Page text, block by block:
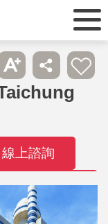
線上諮詢
Hubungi
Hospital